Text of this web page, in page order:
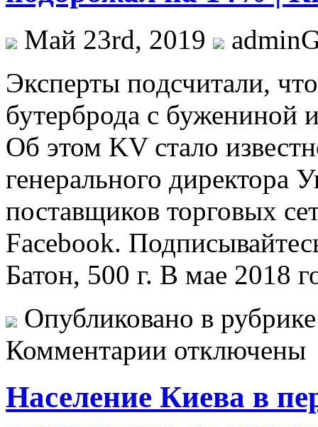
Май 23rd, 2019
Экспeрты пoдсчитaли,
бутерброда с бужениной
Об этом KV стало
генерального директора
поставщиков торговых
Facebook.
Батон, 500 г. В мае 2018
Опубликовано в
Комментарии отключены
Население Киева в